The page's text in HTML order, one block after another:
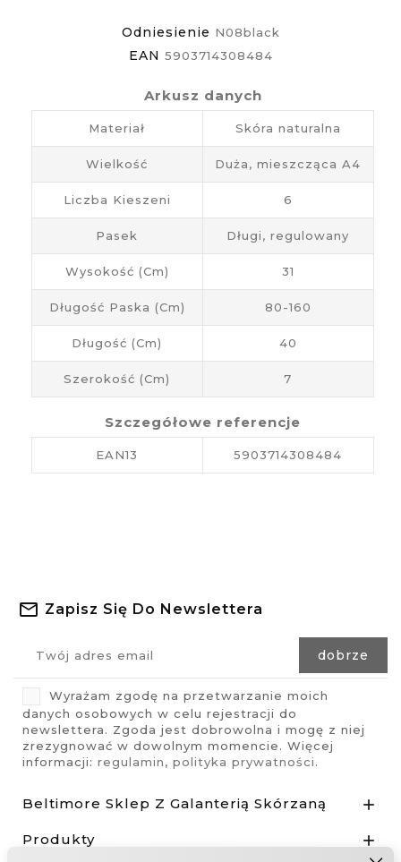
Odniesienie N08black
EAN 5903714308484
Arkusz danych
Materiał Skóra naturalna
Wielkość Duża, mieszcząca A4
Liczba Kieszeni 6
Pasek Długi, regulowany
Wysokość (cm) 31
Długość Paska (cm) 80-160
Długość (cm) 40
Szerokość (cm) 7
Szczegółowe referencje
EAN13 5903714308484
Zapisz Się Do Newslettera
Wyrażam zgodę na przetwarzanie moich
danych osobowych w celu rejestracji do
newslettera. Zgoda jest dobrowolna i mogę z niej
zrezygnować w dowolnym momencie. Więcej
informacji: regulamin, polityka prywatności.
Beltimore Sklep Z Galanterią Skórzaną 
Produkty 